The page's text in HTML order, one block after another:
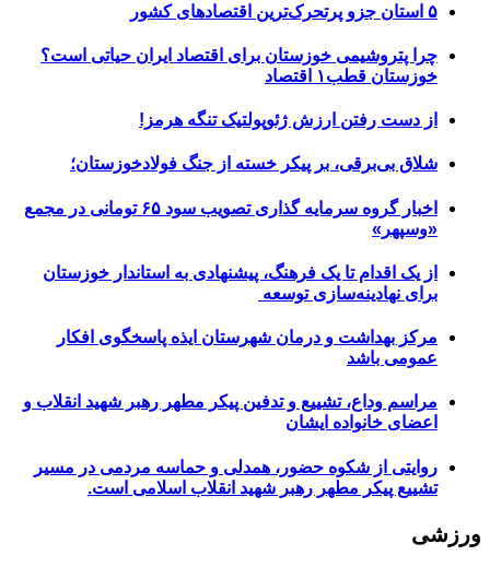
۵ استان جزو پرتحرک‌ترین اقتصاد‌های کشور
چرا پتروشیمی خوزستان برای اقتصاد ایران حیاتی است؟
خوزستان قطب۱ اقتصاد
از دست رفتن ارزش ژئوپولتیک تنگه هرمز!
شلاق‌ بی‌برقی، بر پیکر خسته‌ از جنگ فولادخوزستان؛
اخبار گروه سرمایه گذاری تصویب سود ۶۵ تومانی در مجمع
«وسپهر»
از یک اقدام تا یک فرهنگ، پیشنهادی به استاندار خوزستان
برای نهادینه‌سازی توسعه
مرکز بهداشت و درمان شهرستان ایذه پاسخگوی افکار
عمومی باشد
مراسم وداع، تشییع و تدفین پیکر مطهر رهبر شهید انقلاب و
اعضای خانواده ایشان
روایتی از شکوه حضور، همدلی و حماسه مردمی در مسیر
تشییع پیکر مطهر رهبر شهید انقلاب اسلامی است.
ورزشی